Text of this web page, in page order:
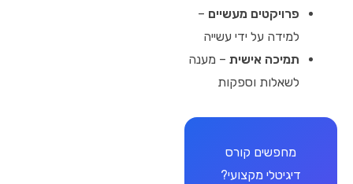
פרויקטים מעשיים –
למידה על ידי עשייה
תמיכה אישית – מענה
לשאלות וספקות
מחפשים קורס
דיגיטלי מקצועי?